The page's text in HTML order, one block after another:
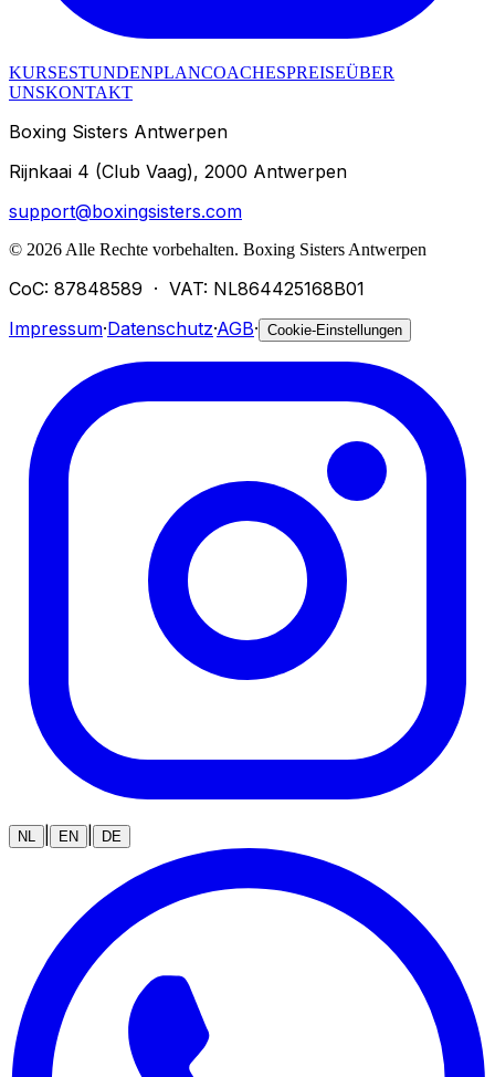
KURSESTUNDENPLANCOACHESPREISEÜBER
UNSKONTAKT
Boxing Sisters Antwerpen
Rijnkaai 4 (Club Vaag), 2000 Antwerpen
support@boxingsisters.com
© 2026 Alle Rechte vorbehalten. Boxing Sisters Antwerpen
CoC: 87848589 · VAT: NL864425168B01
Impressum·Datenschutz·AGB· Cookie-Einstellungen
NL EN DE